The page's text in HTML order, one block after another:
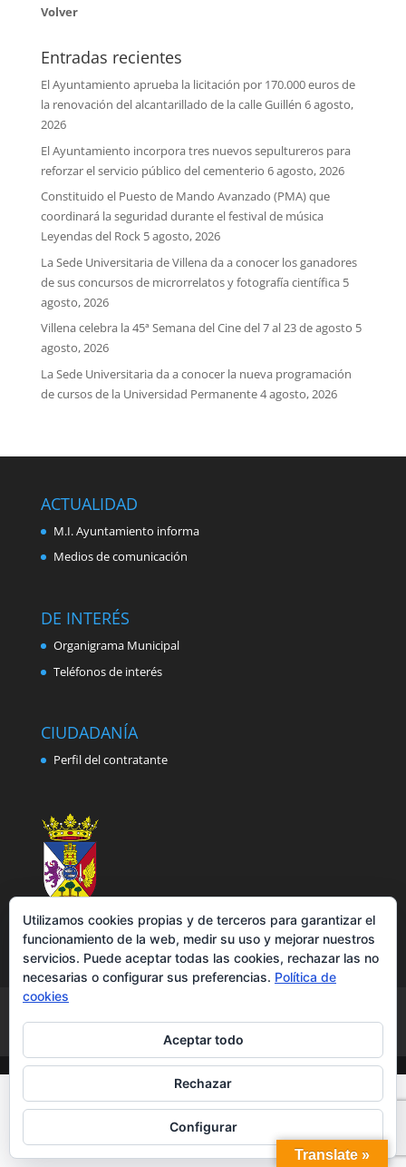
Volver
Entradas recientes
El Ayuntamiento aprueba la licitación por 170.000 euros de
la renovación del alcantarillado de la calle Guillén 6 agosto,
2026
El Ayuntamiento incorpora tres nuevos sepultureros para
reforzar el servicio público del cementerio 6 agosto, 2026
Constituido el Puesto de Mando Avanzado (PMA) que
coordinará la seguridad durante el festival de música
Leyendas del Rock 5 agosto, 2026
La Sede Universitaria de Villena da a conocer los ganadores
de sus concursos de microrrelatos y fotografía científica 5
agosto, 2026
Villena celebra la 45ª Semana del Cine del 7 al 23 de agosto 5
agosto, 2026
La Sede Universitaria da a conocer la nueva programación
de cursos de la Universidad Permanente4 agosto, 2026
ACTUALIDAD
M.I. Ayuntamiento informa
Medios de comunicación
DE INTERÉS
Organigrama Municipal
Teléfonos de interés
CIUDADANÍA
Perfil del contratante
Política de cookies
Accesibilidad
Translate »
Utilizamos cookies propias y de terceros para garantizar el
funcionamiento de la web, medir su uso y mejorar nuestros
servicios. Puede aceptar todas las cookies, rechazar las no
necesarias o configurar sus preferencias. Política de
cookies
Aceptar todo
Rechazar
Configurar